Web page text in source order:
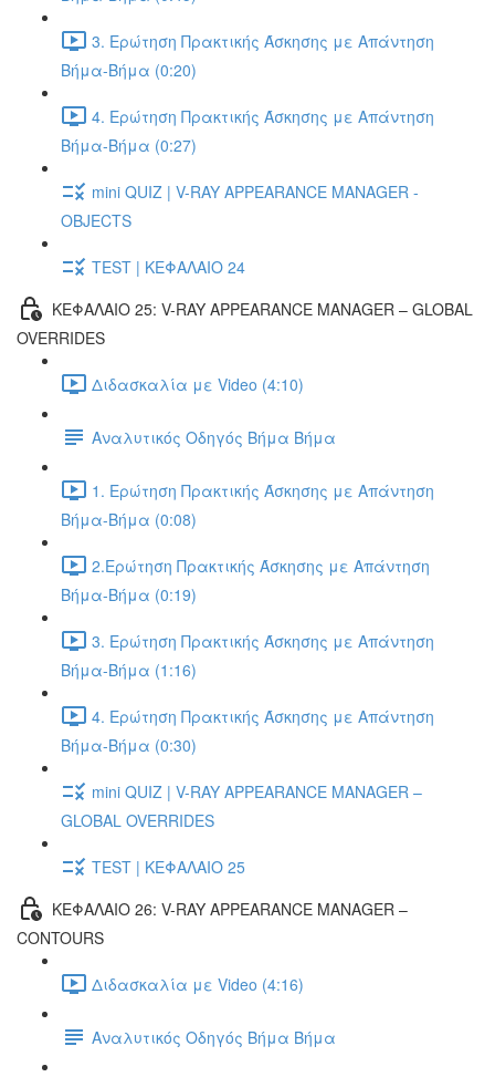
3. Ερώτηση Πρακτικής Άσκησης με Απάντηση
Βήμα-Βήμα (0:20)
4. Ερώτηση Πρακτικής Άσκησης με Απάντηση
Βήμα-Βήμα (0:27)
mini QUIZ | V-RAY APPEARANCE MANAGER -
OBJECTS
TEST | ΚΕΦΑΛΑΙΟ 24
ΚΕΦΑΛΑΙΟ 25: V-RAY APPEARANCE MANAGER – GLOBAL
OVERRIDES
Διδασκαλία με Video (4:10)
Αναλυτικός Οδηγός Βήμα Βήμα
1. Ερώτηση Πρακτικής Άσκησης με Απάντηση
Βήμα-Βήμα (0:08)
2.Ερώτηση Πρακτικής Άσκησης με Απάντηση
Βήμα-Βήμα (0:19)
3. Ερώτηση Πρακτικής Άσκησης με Απάντηση
Βήμα-Βήμα (1:16)
4. Ερώτηση Πρακτικής Άσκησης με Απάντηση
Βήμα-Βήμα (0:30)
mini QUIZ | V-RAY APPEARANCE MANAGER –
GLOBAL OVERRIDES
TEST | ΚΕΦΑΛΑΙΟ 25
ΚΕΦΑΛΑΙΟ 26: V-RAY APPEARANCE MANAGER –
CONTOURS
Διδασκαλία με Video (4:16)
Αναλυτικός Οδηγός Βήμα Βήμα